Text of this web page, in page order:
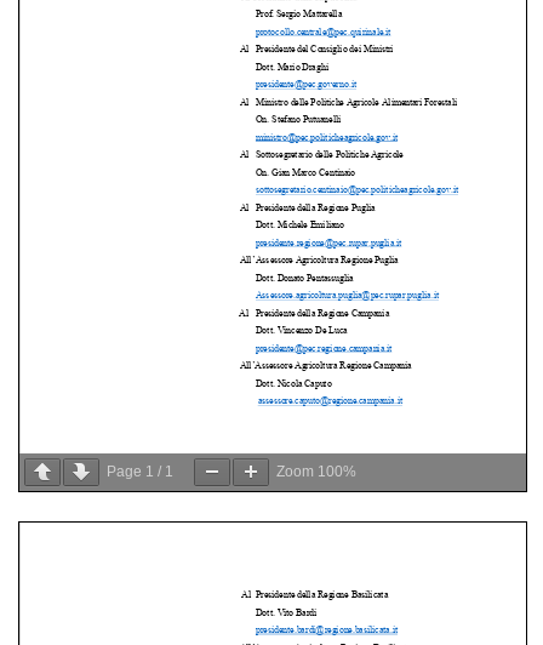
Page 1 / 1 Zoom 100%